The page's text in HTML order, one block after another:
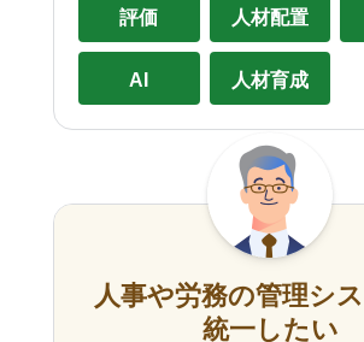
評価 人材配置
AI 人材育成
人事や労務の管理シ
統一したい